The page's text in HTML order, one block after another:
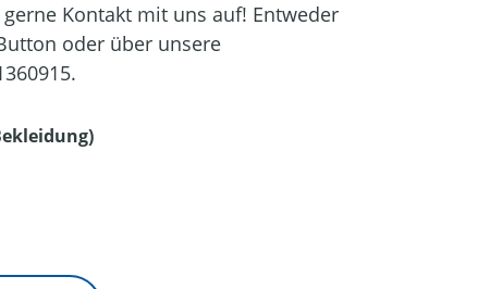
Kontakt mit uns auf! Entweder
oder über unsere
auswählen